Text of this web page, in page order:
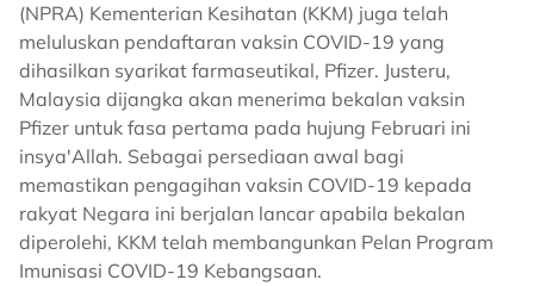
(NPRA) Kementerian Kesihatan (KKM) juga telah
meluluskan pendaftaran vaksin COVID-19 yang
dihasilkan syarikat farmaseutikal, Pfizer. Justeru,
Malaysia dijangka akan menerima bekalan vaksin
Pfizer untuk fasa pertama pada hujung Februari ini
insya'Allah. Sebagai persediaan awal bagi
memastikan pengagihan vaksin COVID-19 kepada
rakyat Negara ini berjalan lancar apabila bekalan
diperolehi, KKM telah membangunkan Pelan Program
Imunisasi COVID-19 Kebangsaan.